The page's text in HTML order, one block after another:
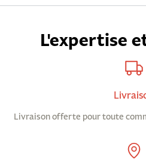
L'expertise
Livraison offerte pour toute